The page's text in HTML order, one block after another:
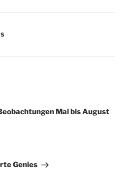
Mai bis August
Genies